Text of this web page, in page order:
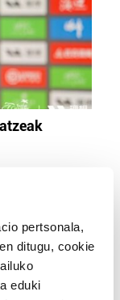
pertsonala,
ditugu, cookie
eduki